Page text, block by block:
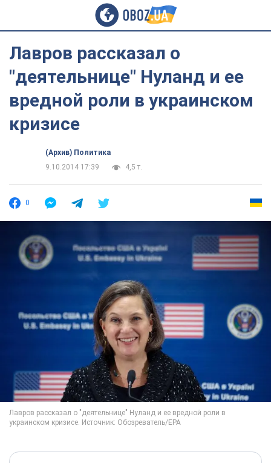
Лавров рассказал о
"деятельнице" Нуланд и ее
вредной роли в украинском
кризисе
(Архив) Политика
9.10.2014 17:39
4,5 т.
0